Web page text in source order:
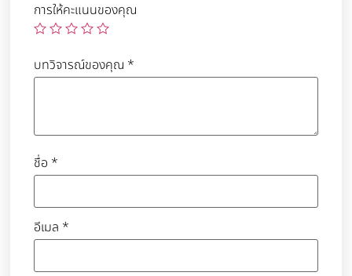
การให้คะแนนของคุณ
บทวิจารณ์ของคุณ *
ชื่อ *
อีเมล *